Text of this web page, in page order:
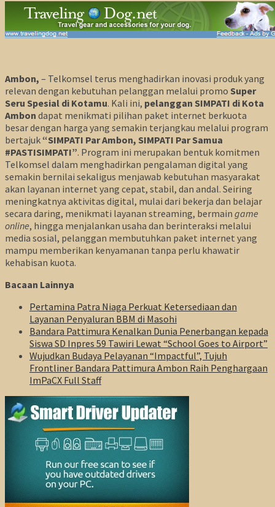
Ambon, – Telkomsel terus menghadirkan inovasi produk yang
relevan dengan kebutuhan pelanggan melalui promo Super
Seru Spesial di Kotamu. Kali ini, pelanggan SIMPATI di Kota
Ambon dapat menikmati pilihan paket internet berkuota
besar dengan harga yang semakin terjangkau melalui program
bertajuk “SIMPATI Par Ambon, SIMPATI Par Samua
#PASTISIMPATI”. Program ini merupakan bentuk komitmen
Telkomsel dalam menghadirkan pengalaman digital yang
semakin bernilai sekaligus menjawab kebutuhan masyarakat
akan layanan internet yang cepat, stabil, dan andal. Seiring
meningkatnya aktivitas digital, mulai dari bekerja dan belajar
secara daring, menikmati layanan streaming, bermain game
online, hingga menjalankan usaha dan berinteraksi melalui
media sosial, pelanggan membutuhkan paket internet yang
mampu memberikan kenyamanan tanpa perlu khawatir
kehabisan kuota.
Bacaan Lainnya
Pertamina Patra Niaga Perkuat Ketersediaan dan
Layanan Penyaluran BBM di Masohi
Bandara Pattimura Kenalkan Dunia Penerbangan kepada
Siswa SD Inpres 59 Tawiri Lewat “School Goes to Airport”
Wujudkan Budaya Pelayanan “Impactful”, Tujuh
Frontliner Bandara Pattimura Ambon Raih Penghargaan
ImPaCX Full Staff